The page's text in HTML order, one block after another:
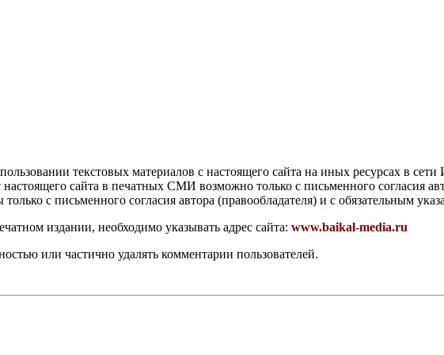
текстовых материалов с настоящего сайта на иных ресурсах в
настоящего сайта в печатных СМИ возможно только с письменного согласия
с письменного согласия автора (правообладателя) и с обязательным
издании, необходимо указывать адрес сайта: www.baikal-media.ru
или частично удалять комментарии пользователей.